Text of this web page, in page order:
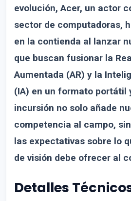
evolución, Acer, un actor
sector de computadoras,
en la contienda al lanzar
que buscan fusionar la
Aumentada (AR) y la
(IA) en un formato portátil
incursión no solo añade
competencia al campo,
las expectativas sobre lo
de visión debe ofrecer al
Detalles